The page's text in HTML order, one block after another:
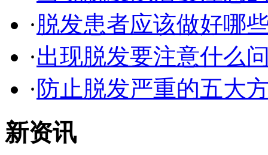
·脱发患者应该做好哪
·出现脱发要注意什么
· 防止脱发严重的五大
新资讯